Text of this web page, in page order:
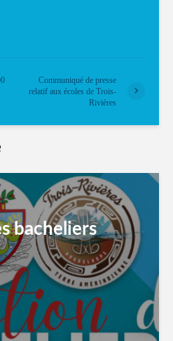
Communiqué de presse
relatif aux écoles de Trois-
Rivières
bacheliers